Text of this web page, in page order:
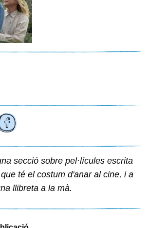
secció sobre pel·lícules escrita
té el costum d'anar al cine, i a
llibreta a la mà.